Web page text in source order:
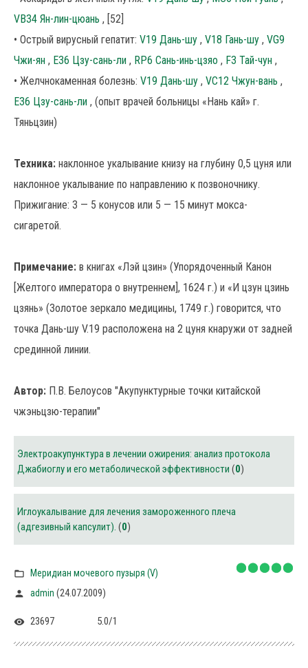
VB34 Ян-лин-цюань , [52]
• Острый вирусный гепатит: V19 Дань-шу , V18 Гань-шу , VG9
Чжи-ян , E36 Цзу-сань-ли , RP6 Сань-инь-цзяо , F3 Тай-чун ,
• Желчнокаменная болезнь: V19 Дань-шу , VC12 Чжун-вань ,
E36 Цзу-сань-ли , (опыт врачей больницы «Нань кай» г.
Тяньцзин)
Техника: наклонное укалывание книзу на глубину 0,5 цуня или
наклонное укалывание по направлению к позвоночнику.
Прижигание: 3 — 5 конусов или 5 — 15 минут мокса-
сигаретой.
Примечание: в книгах «Лэй цзин» (Упорядоченный Канон
[Желтого императора о внутреннем], 1624 г.) и «И цзун цзинь
цзянь» (Золотое зеркало медицины, 1749 г.) говорится, что
точка Дань-шу V.19 расположена на 2 цуня кнаружи от задней
срединной линии.
Автор: П.В. Белоусов "Акупунктурные точки китайской
чжэньцзю-терапии"
Электроакупунктура в лечении ожирения: анализ протокола
Джабиоглу и его метаболической эффективности (0)
Иглоукалывание для лечения замороженного плеча
(адгезивный капсулит). (0)
Меридиан мочевого пузыря (V)
admin (24.07.2009)
23697 5.0/1